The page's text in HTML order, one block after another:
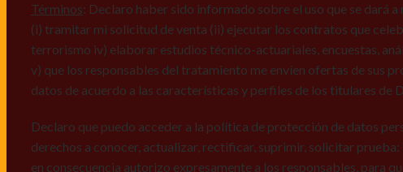
Términos: Declaro haber sido informado sobre el uso que se dará
(i) tramitar mi solicitud de venta (ii) ejecutar los contratos que
terrorismo iv) elaborar estudios técnico-actuariales, encuestas,
v) que los responsables del tratamiento me envíen ofertas de sus
datos de acuerdo a las características y perfiles de los titulares de
Declaro que puedo acceder a la política de protección de datos
derechos a conocer, actualizar, rectificar, suprimir, solicitar
en consecuencia autorizo expresamente a los responsables, para